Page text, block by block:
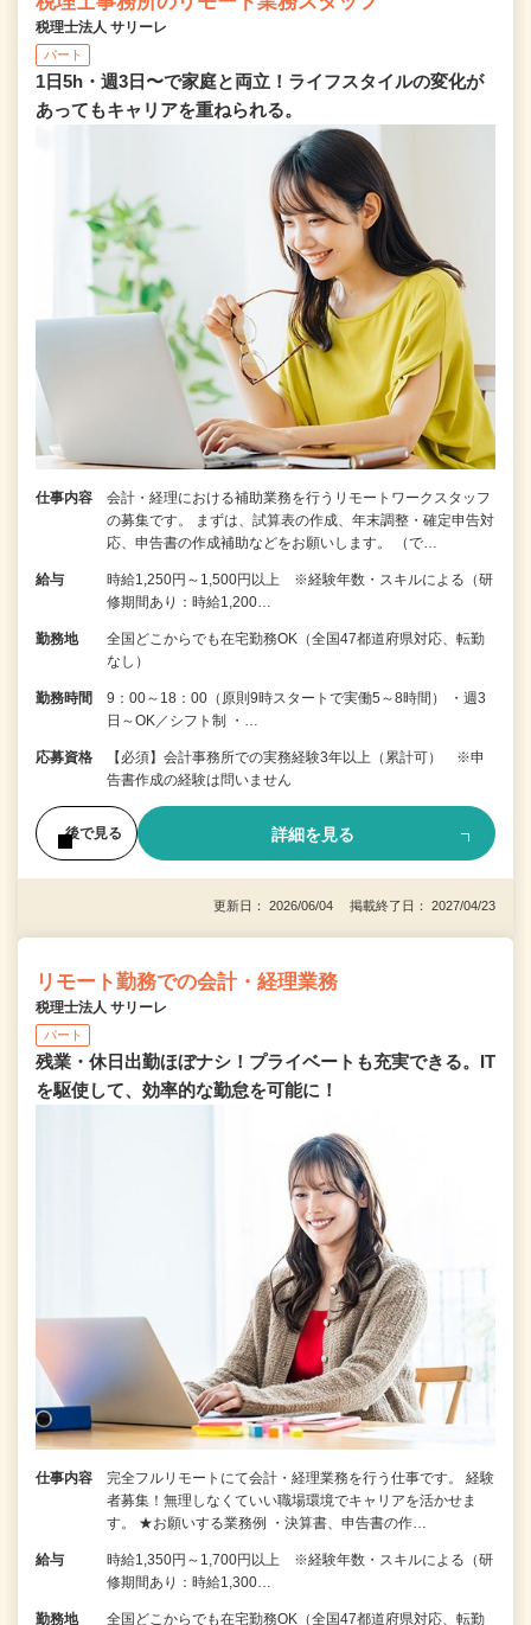
税理士法人 サリーレ
パート
1日5h・週3日〜で家庭と両立！ライフスタイルの変化が
あってもキャリアを重ねられる。
仕事内容
会計・経理における補助業務を行うリモートワークスタッフ
の募集です。 まずは、試算表の作成、年末調整・確定申告対
応、申告書の作成補助などをお願いします。 （で…
給与
時給1,250円～1,500円以上 ※経験年数・スキルによる（研
修期間あり：時給1,200…
勤務地
全国どこからでも在宅勤務OK（全国47都道府県対応、転勤
なし）
勤務時間
9：00～18：00（原則9時スタートで実働5～8時間） ・週3
日～OK／シフト制 ・…
応募資格
【必須】会計事務所での実務経験3年以上（累計可） ※申
告書作成の経験は問いません
後で見る 詳細を見る
更新日： 2026/06/04 掲載終了日： 2027/04/23
リモート勤務での会計・経理業務
税理士法人 サリーレ
パート
残業・休日出勤ほぼナシ！プライベートも充実できる。IT
を駆使して、効率的な勤怠を可能に！
仕事内容
完全フルリモートにて会計・経理業務を行う仕事です。 経験
者募集！無理しなくていい職場環境でキャリアを活かせま
す。 ★お願いする業務例 ・決算書、申告書の作…
給与
時給1,350円～1,700円以上 ※経験年数・スキルによる（研
修期間あり：時給1,300…
勤務地
全国どこからでも在宅勤務OK（全国47都道府県対応、転勤